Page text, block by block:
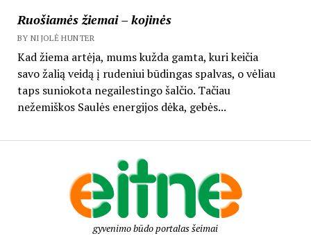
Ruošiamės žiemai – kojinės
BY NIJOLĖ HUNTER
Kad žiema artėja, mums kužda gamta, kuri keičia
savo žalią veidą į rudeniui būdingas spalvas, o vėliau
taps suniokota negailestingo šalčio. Tačiau
nežemiškos Saulės energijos dėka, gebės...
gyvenimo būdo portalas šeimai